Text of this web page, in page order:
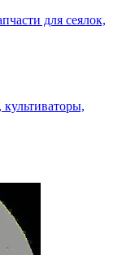
для сеялок,